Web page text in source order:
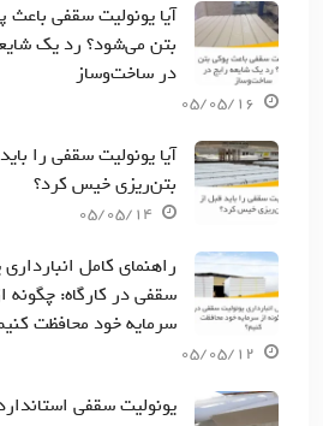
آیا یونولیت سقفی باعث
بتن می‌شود؟ رد یک
در ساخت‌وساز
05/05/16
آیا یونولیت سقفی را
بتن‌ریزی خیس کرد؟
05/05/14
راهنمای کامل
سقفی در کارگاه: چگونه
سرمایه خود محافظت
05/05/12
یونولیت سقفی